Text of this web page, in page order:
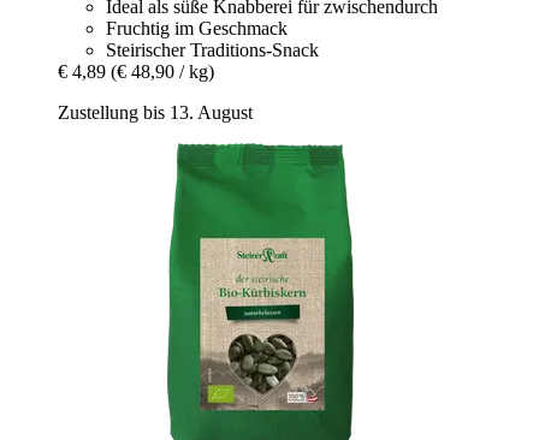
Ideal als süße Knabberei für zwischendurch
Fruchtig im Geschmack
Steirischer Traditions-Snack
€ 4,89 (€ 48,90 / kg)
Zustellung bis 13. August